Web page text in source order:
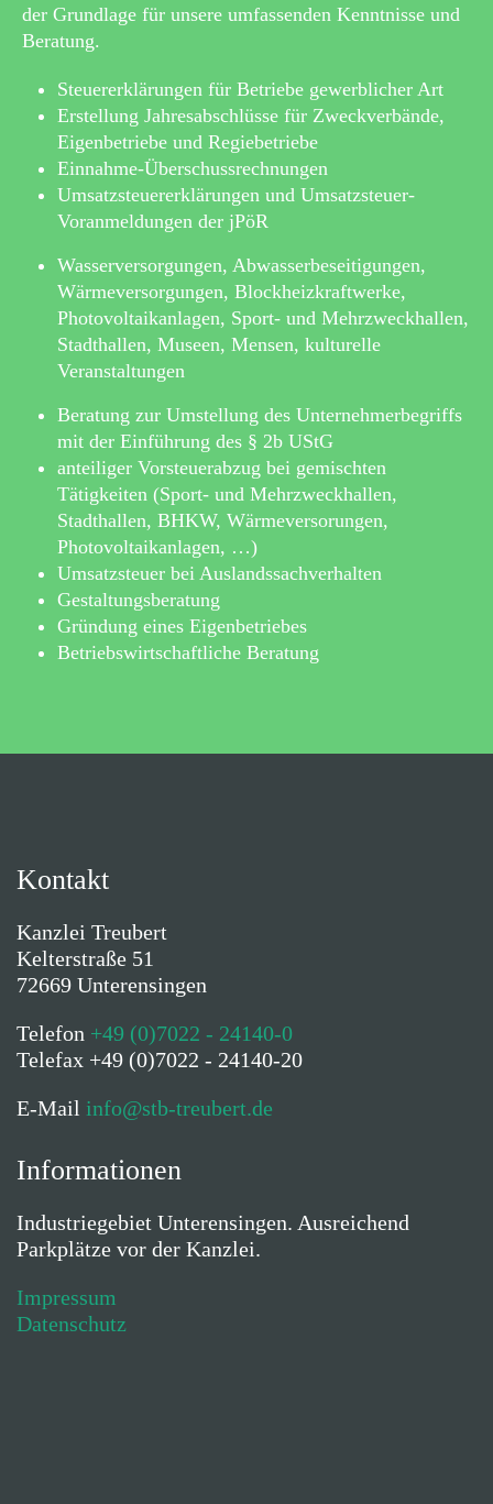
der Grundlage für unsere umfassenden Kenntnisse und
Beratung.
Steuererklärungen für Betriebe gewerblicher Art
Erstellung Jahresabschlüsse für Zweckverbände,
Eigenbetriebe und Regiebetriebe
Einnahme-Überschussrechnungen
Umsatzsteuererklärungen und Umsatzsteuer-
Voranmeldungen der jPöR
Wasserversorgungen, Abwasserbeseitigungen,
Wärmeversorgungen, Blockheizkraftwerke,
Photovoltaikanlagen, Sport- und Mehrzweckhallen,
Stadthallen, Museen, Mensen, kulturelle
Veranstaltungen
Beratung zur Umstellung des Unternehmerbegriffs
mit der Einführung des § 2b UStG
anteiliger Vorsteuerabzug bei gemischten
Tätigkeiten (Sport- und Mehrzweckhallen,
Stadthallen, BHKW, Wärmeversorungen,
Photovoltaikanlagen, …)
Umsatzsteuer bei Auslandssachverhalten
Gestaltungsberatung
Gründung eines Eigenbetriebes
Betriebswirtschaftliche Beratung
Kontakt
Kanzlei Treubert
Kelterstraße 51
72669 Unterensingen
Telefon +49 (0)7022 - 24140-0
Telefax +49 (0)7022 - 24140-20
E-Mail info@stb-treubert.de
Informationen
Industriegebiet Unterensingen. Ausreichend
Parkplätze vor der Kanzlei.
Impressum
Datenschutz